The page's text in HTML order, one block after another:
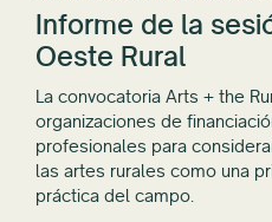
Informe de la
Oeste Rural
La convocatoria Arts + the
organizaciones de
profesionales para
las artes rurales como una
práctica del campo.